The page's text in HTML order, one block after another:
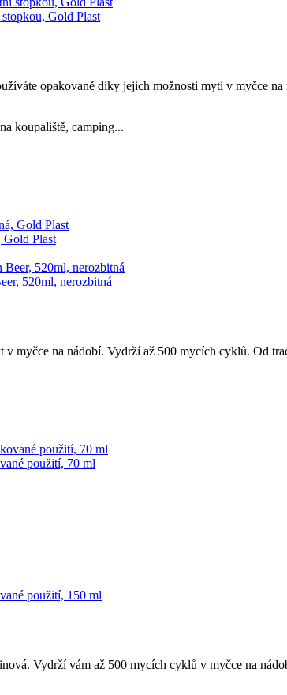
Gold Plast
opakovaně díky jejich možnosti mytí v myčce
koupaliště, camping...
Gold Plast
520ml, nerozbitná
myčce na nádobí. Vydrží až 500 mycích cyklů. Od
použití, 70 ml
použití, 150 ml
Vydrží vám až 500 mycích cyklů v myčce na